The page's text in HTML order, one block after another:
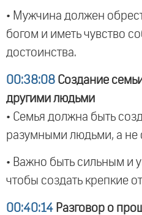
• Мужчина должен
богом и иметь чувство
достоинства.
00:38:08 Создание
другими людьми
• Семья должна быть
разумными людьми, а не
• Важно быть сильным и
чтобы создать крепкие
00:40:14 Разговор о